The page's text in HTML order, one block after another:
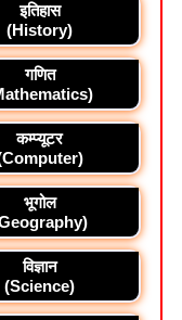
इतिहास
(History)
गणित
कम्प्यूटर
भूगोल
विज्ञान
(Science)